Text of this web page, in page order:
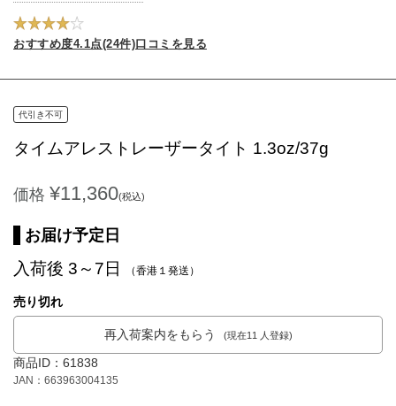
おすすめ度4.1点(24件)口コミを見る
代引き不可
タイムアレストレーザータイト 1.3oz/37g
価格 ¥11,360(税込)
お届け予定日
入荷後 3～7日 （香港１発送）
売り切れ
再入荷案内をもらう (現在11 人登録)
商品ID：61838
JAN：663963004135